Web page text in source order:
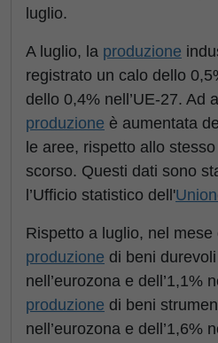
luglio.
A luglio, la produzione
registrato un calo dello
dello 0,4% nell’UE-27. Ad
produzione è aumentata
le aree, rispetto allo
scorso. Questi dati sono
l’Ufficio statistico dell'
Rispetto a luglio, nel mese
produzione di beni
nell’eurozona e dell’1,1%
produzione di beni
nell’eurozona e dell’1,6%